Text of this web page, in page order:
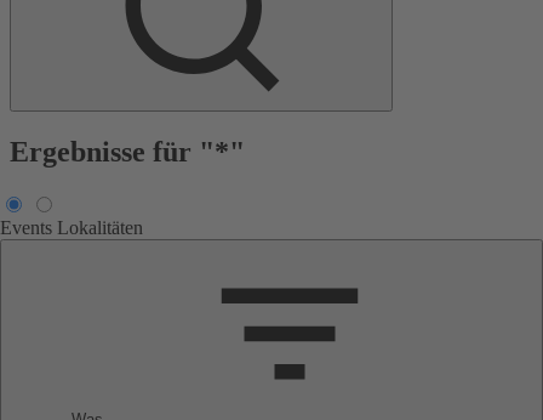
Ergebnisse für "*"
Events Lokalitäten